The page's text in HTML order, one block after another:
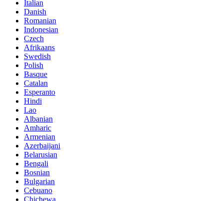
Italian
Danish
Romanian
Indonesian
Czech
Afrikaans
Swedish
Polish
Basque
Catalan
Esperanto
Hindi
Lao
Albanian
Amharic
Armenian
Azerbaijani
Belarusian
Bengali
Bosnian
Bulgarian
Cebuano
Chichewa